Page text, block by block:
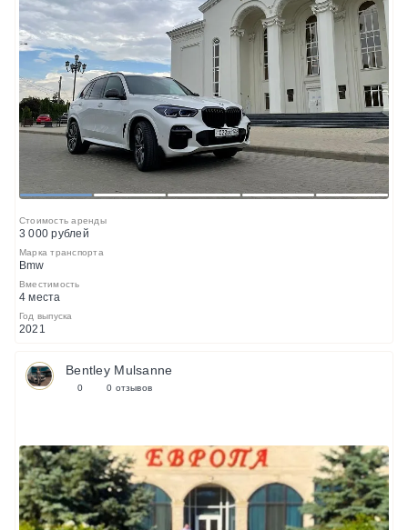
1 2 3 4 5
Стоимость аренды
3 000 рублей
Марка транспорта
Bmw
Вместимость
4 места
Год выпуска
2021
Bentley Mulsanne
0 0 отзывов